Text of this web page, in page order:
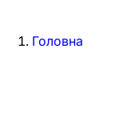
Головна